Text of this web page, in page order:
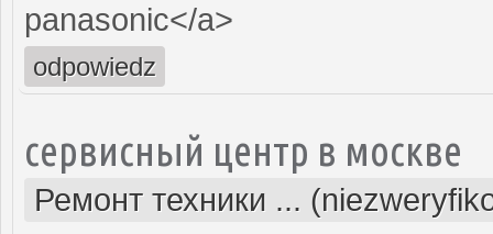
panasonic</a>
odpowiedz
сервисный центр в москве
Ремонт техники ...